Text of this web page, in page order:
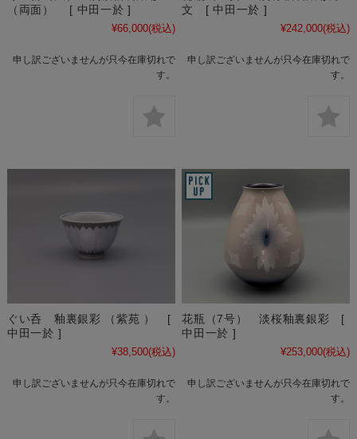
（両面） [ 中田一於 ]
¥66,000(税込)
申し訳ございませんが只今在庫切れで
す。
文 [ 中田一於 ]
¥242,000(税込)
申し訳ございませんが只今在庫切れで
す。
ぐい呑 釉裏銀彩 （紫苑 ） [
中田一於 ]
¥38,500(税込)
申し訳ございませんが只今在庫切れで
す。
花瓶（7号） 淡桜釉裏銀彩 [
中田一於 ]
¥253,000(税込)
申し訳ございませんが只今在庫切れで
す。